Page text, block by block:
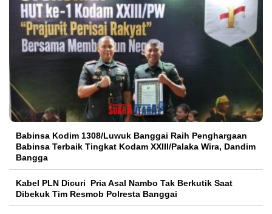
Babinsa Kodim 1308/Luwuk Banggai Raih Penghargaan
Babinsa Terbaik Tingkat Kodam XXIII/Palaka Wira, Dandim
Bangga
Kabel PLN Dicuri Pria Asal Nambo Tak Berkutik Saat
Dibekuk Tim Resmob Polresta Banggai